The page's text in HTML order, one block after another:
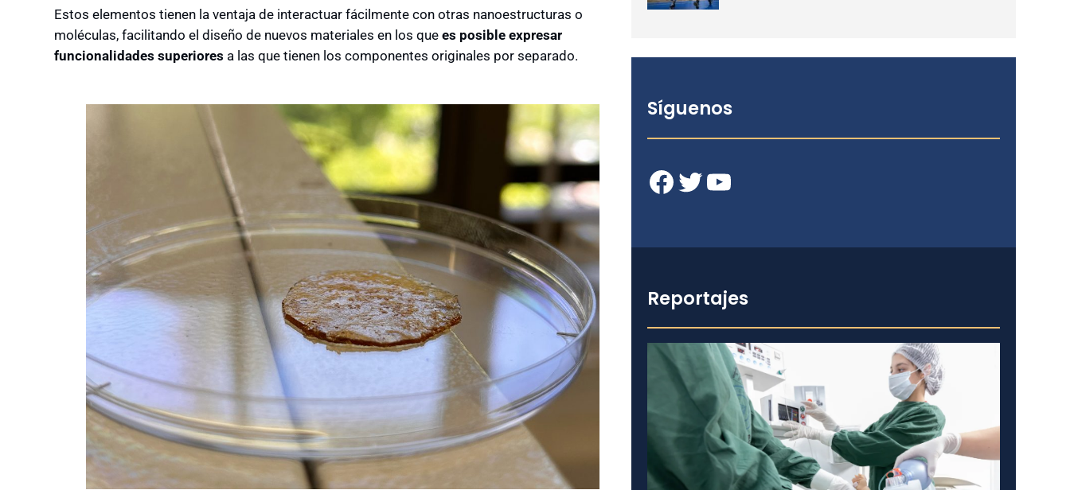
Estos elementos tienen la ventaja de interactuar fácilmente con otras nanoestructuras o
moléculas, facilitando el diseño de nuevos materiales en los que es posible expresar
funcionalidades superiores a las que tienen los componentes originales por separado.
Síguenos
Facebook Twitter YouTube
Reportajes